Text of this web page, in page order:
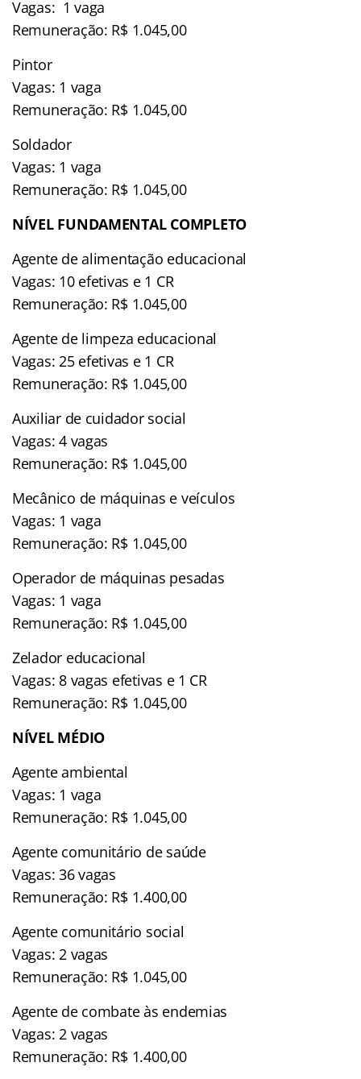
Vagas: 1 vaga
Remuneração: R$ 1.045,00
Pintor
Vagas: 1 vaga
Remuneração: R$ 1.045,00
Soldador
Vagas: 1 vaga
Remuneração: R$ 1.045,00
NÍVEL FUNDAMENTAL COMPLETO
Agente de alimentação educacional
Vagas: 10 efetivas e 1 CR
Remuneração: R$ 1.045,00
Agente de limpeza educacional
Vagas: 25 efetivas e 1 CR
Remuneração: R$ 1.045,00
Auxiliar de cuidador social
Vagas: 4 vagas
Remuneração: R$ 1.045,00
Mecânico de máquinas e veículos
Vagas: 1 vaga
Remuneração: R$ 1.045,00
Operador de máquinas pesadas
Vagas: 1 vaga
Remuneração: R$ 1.045,00
Zelador educacional
Vagas: 8 vagas efetivas e 1 CR
Remuneração: R$ 1.045,00
NÍVEL MÉDIO
Agente ambiental
Vagas: 1 vaga
Remuneração: R$ 1.045,00
Agente comunitário de saúde
Vagas: 36 vagas
Remuneração: R$ 1.400,00
Agente comunitário social
Vagas: 2 vagas
Remuneração: R$ 1.045,00
Agente de combate às endemias
Vagas: 2 vagas
Remuneração: R$ 1.400,00